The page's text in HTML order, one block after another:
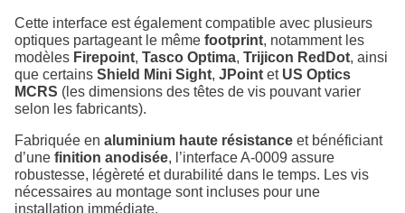
Cette interface est également compatible avec plusieurs
optiques partageant le même footprint, notamment les
modèles Firepoint, Tasco Optima, Trijicon RedDot, ainsi
que certains Shield Mini Sight, JPoint et US Optics
MCRS (les dimensions des têtes de vis pouvant varier
selon les fabricants).
Fabriquée en aluminium haute résistance et bénéficiant
d’une finition anodisée, l’interface A-0009 assure
robustesse, légèreté et durabilité dans le temps. Les vis
nécessaires au montage sont incluses pour une
installation immédiate.